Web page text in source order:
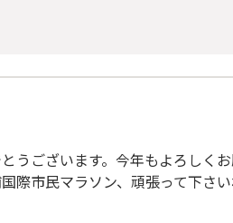
うございます。今年もよろしく
際市民マラソン、頑張って下さい